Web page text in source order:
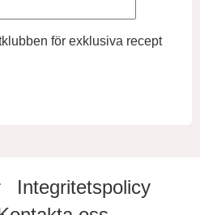
för exklusiva recept
Integritetspolicy